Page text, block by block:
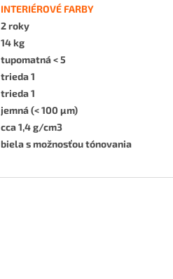
INTERIÉROVÉ FARBY
2 roky
14 kg
tupomatná < 5
trieda 1
trieda 1
jemná (< 100 µm)
cca 1,4 g/cm3
biela s možnosťou tónovania